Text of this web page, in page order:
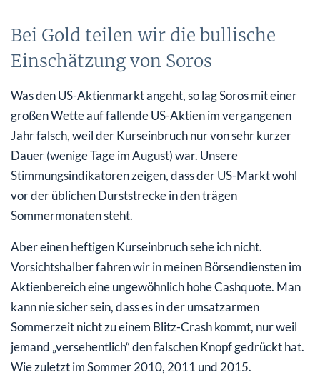
Bei Gold teilen wir die bullische
Einschätzung von Soros
Was den US-Aktienmarkt angeht, so lag Soros mit einer
großen Wette auf fallende US-Aktien im vergangenen
Jahr falsch, weil der Kurseinbruch nur von sehr kurzer
Dauer (wenige Tage im August) war. Unsere
Stimmungsindikatoren zeigen, dass der US-Markt wohl
vor der üblichen Durststrecke in den trägen
Sommermonaten steht.
Aber einen heftigen Kurseinbruch sehe ich nicht.
Vorsichtshalber fahren wir in meinen Börsendiensten im
Aktienbereich eine ungewöhnlich hohe Cashquote. Man
kann nie sicher sein, dass es in der umsatzarmen
Sommerzeit nicht zu einem Blitz-Crash kommt, nur weil
jemand „versehentlich“ den falschen Knopf gedrückt hat.
Wie zuletzt im Sommer 2010, 2011 und 2015.